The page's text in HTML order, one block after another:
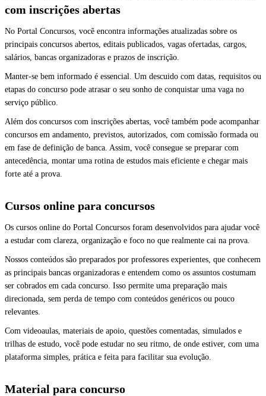
com inscrições abertas
No Portal Concursos, você encontra informações atualizadas sobre os
principais concursos abertos, editais publicados, vagas ofertadas, cargos,
salários, bancas organizadoras e prazos de inscrição.
Manter-se bem informado é essencial. Um descuido com datas, requisitos ou
etapas do concurso pode atrasar o seu sonho de conquistar uma vaga no
serviço público.
Além dos concursos com inscrições abertas, você também pode acompanhar
concursos em andamento, previstos, autorizados, com comissão formada ou
em fase de definição de banca. Assim, você consegue se preparar com
antecedência, montar uma rotina de estudos mais eficiente e chegar mais
forte até a prova.
Cursos online para concursos
Os cursos online do Portal Concursos foram desenvolvidos para ajudar você
a estudar com clareza, organização e foco no que realmente cai na prova.
Nossos conteúdos são preparados por professores experientes, que conhecem
as principais bancas organizadoras e entendem como os assuntos costumam
ser cobrados em cada concurso. Isso permite uma preparação mais
direcionada, sem perda de tempo com conteúdos genéricos ou pouco
relevantes.
Com videoaulas, materiais de apoio, questões comentadas, simulados e
trilhas de estudo, você pode estudar no seu ritmo, de onde estiver, com uma
plataforma simples, prática e feita para facilitar sua evolução.
Material para concurso